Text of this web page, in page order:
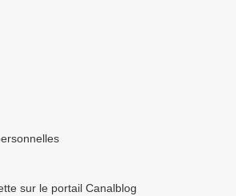
sur le portail Canalblog